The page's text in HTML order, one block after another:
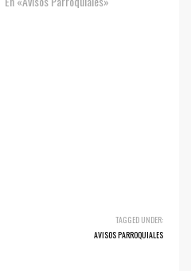
TAGGED UNDER:
AVISOS PARROQUIALES